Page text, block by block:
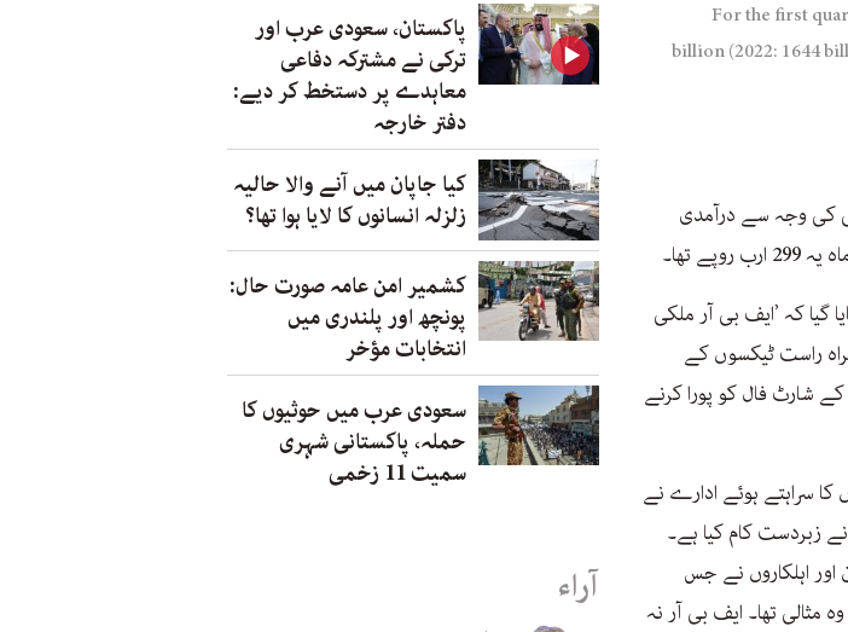
For the first
billion (2022: 1644
میں شدید کمی کی وجہ سے درآمدی
گیا کہ ’ایف بی آر ملکی
راست ٹیکسوں کے
روپے کے شارٹ فال کو پورا کرنے
سراہتے ہوئے ادارے نے
نے زبردست کام کیا ہے۔
اور اہلکاروں نے جس
مثالی تھا۔ ایف بی آر نہ
پاکستان، سعودی عرب اور
ترکی نے مشترکہ دفاعی
معاہدے پر دستخط کر دیے:
دفتر خارجہ
کیا جاپان میں آنے والا حالیہ
زلزلہ انسانوں کا لایا ہوا تھا؟
کشمیر امن عامہ صورت حال:
پونچھ اور پلندری میں
انتخابات مؤخر
سعودی عرب میں حوثیوں کا
حملہ، پاکستانی شہری
سمیت 11 زخمی
آراء